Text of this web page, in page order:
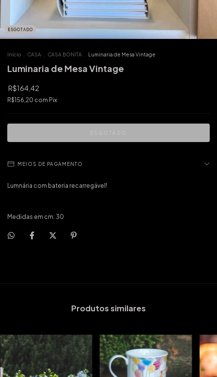
ESGOTADO
Início CASA CASA BONITA Luminaria de Mesa Vintage
Luminaria de Mesa Vintage
R$164,42
R$156,20 com Pix
MEIOS DE PAGAMENTO
Lumnária com bateria recarregável!
Medidas em cm: 30
Produtos similares